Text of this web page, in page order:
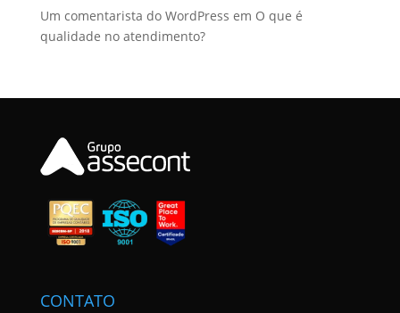
Um comentarista do WordPress em O que é
qualidade no atendimento?
CONTATO